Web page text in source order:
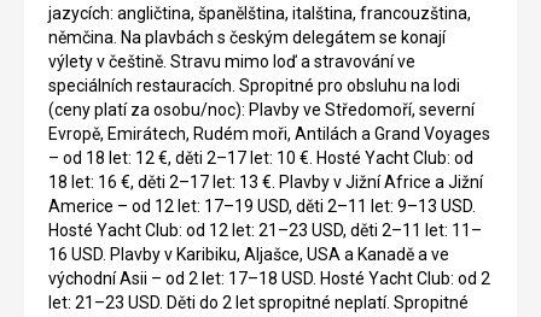
jazycích: angličtina, španělština, italština, francouzština,
němčina. Na plavbách s českým delegátem se konají
výlety v češtině. Stravu mimo loď a stravování ve
speciálních restauracích. Spropitné pro obsluhu na lodi
(ceny platí za osobu/noc): Plavby ve Středomoří, severní
Evropě, Emirátech, Rudém moři, Antilách a Grand Voyages
– od 18 let: 12 €, děti 2–17 let: 10 €. Hosté Yacht Club: od
18 let: 16 €, děti 2–17 let: 13 €. Plavby v Jižní Africe a Jižní
Americe – od 12 let: 17–19 USD, děti 2–11 let: 9–13 USD.
Hosté Yacht Club: od 12 let: 21–23 USD, děti 2–11 let: 11–
16 USD. Plavby v Karibiku, Aljašce, USA a Kanadě a ve
východní Asii – od 2 let: 17–18 USD. Hosté Yacht Club: od 2
let: 21–23 USD. Děti do 2 let spropitné neplatí. Spropitné